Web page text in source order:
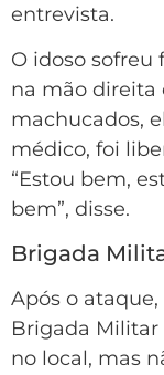
entrevista.
O idoso sofreu
na mão direita
machucados,
médico, foi
“Estou bem,
bem”, disse.
Brigada
Após o
Brigada Militar
no local, mas